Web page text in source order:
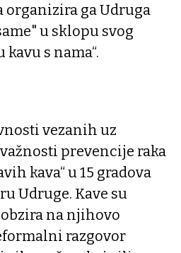
organizira ga Udruga
u sklopu svog
s nama“.
vezanih uz
prevencije raka
kava“ u 15 gradova
Udruge. Kave su
na njihovo
razgovor